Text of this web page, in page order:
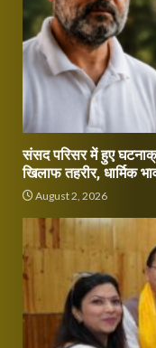
संसद परिसर में हुए
खिलाफ तहरीर, धार्मिक
August 2, 2026